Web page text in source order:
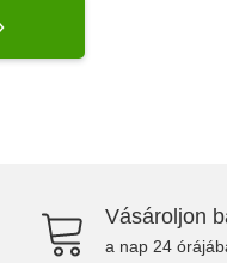
Vásároljon
a nap 24